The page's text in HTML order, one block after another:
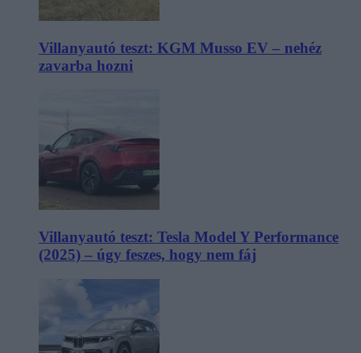
Villanyautó teszt: KGM Musso EV – nehéz
zavarba hozni
Villanyautó teszt: Tesla Model Y Performance
(2025) – úgy feszes, hogy nem fáj